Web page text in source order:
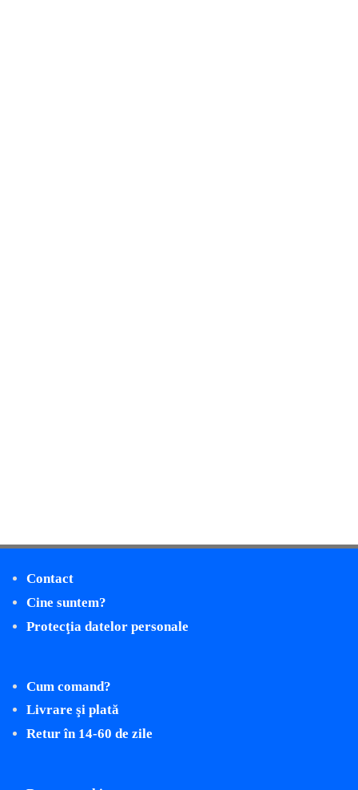
Contact
Cine suntem?
Protecţia datelor personale
Cum comand?
Livrare şi plată
Retur în 14-60 de zile